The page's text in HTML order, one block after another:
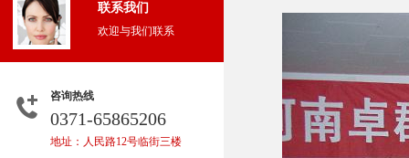
联系我们
欢迎与我们联系
咨询热线
0371-65865206
地址：人民路12号临街三楼